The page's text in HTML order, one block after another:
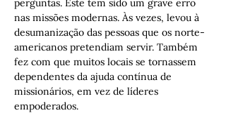
perguntas. Este tem sido um grave erro
nas missões modernas. Às vezes, levou à
desumanização das pessoas que os norte-
americanos pretendiam servir. Também
fez com que muitos locais se tornassem
dependentes da ajuda contínua de
missionários, em vez de líderes
empoderados.